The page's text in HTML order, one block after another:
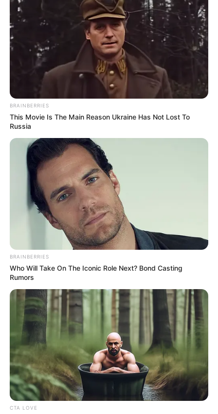
Posted
in
Friss hírek
Drámai hír érkezett Vujity
Tvrtkóról
August 7, 2025
Majdnem meghaltam, amikor a
határon szétvertek” – Vujity
Tvrtko megrázó vallomása a
háború pokláról
BRAINBERRIES
This Movie Is The Main Reason Ukraine Has Not Lost To
Russia
BRAINBERRIES
Who Will Take On The Iconic Role Next? Bond Casting
Rumors
CTA LOVE